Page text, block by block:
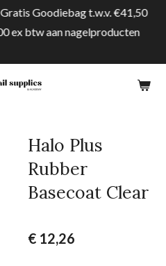
Goodiebag t.w.v. €41,50
ex btw aan nagelproducten
Halo Plus
Rubber
Basecoat Clear
€ 12,26